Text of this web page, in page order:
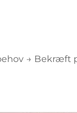
→ Bekræft